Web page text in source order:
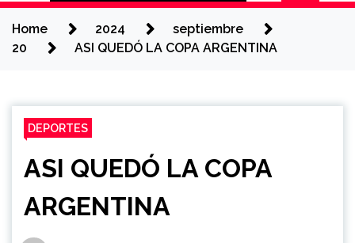
Home 2024
septiembre
20
ASI QUEDÓ LA COPA ARGENTINA
DEPORTES
ASI QUEDÓ LA COPA
ARGENTINA